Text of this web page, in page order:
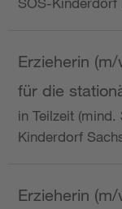
Erzieherin
für die
in Teilzeit
Kinderdorf
Erzieherin